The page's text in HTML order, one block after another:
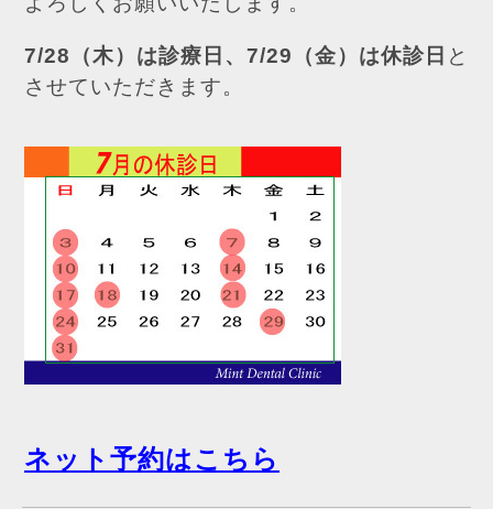
7/28（木）は診療日、7/29（金）は休診日 と
させていただきます。
ネット予約はこちら